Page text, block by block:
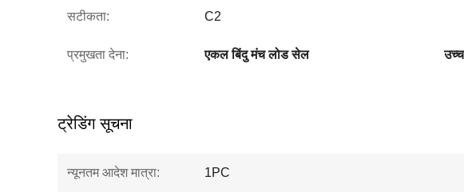
सटीकता: C2
प्रमुखता देना: एकल बिंदु मंच लोड सेल
ट्रेडिंग सूचना
न्यूनतम आदेश मात्रा: 1PC